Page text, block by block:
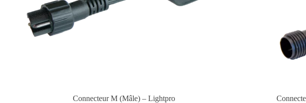
Connecteur M (Mâle) – Lightpro